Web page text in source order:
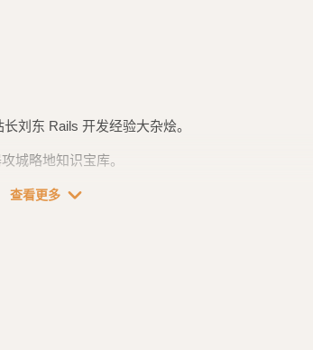
刘东 Rails 开发经验大杂烩。
城略地知识宝库。
Webook」。由于他写的原始博客（日文），已经无
的 Gem 包教程。
查看更多 expand_more